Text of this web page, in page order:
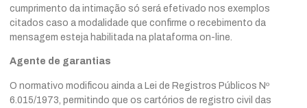
cumprimento da intimação só será efetivado nos exemplos
citados caso a modalidade que confirme o recebimento da
mensagem esteja habilitada na plataforma on-line.
Agente de garantias
O normativo modificou ainda a Lei de Registros Públicos Nº
6.015/1973, permitindo que os cartórios de registro civil das